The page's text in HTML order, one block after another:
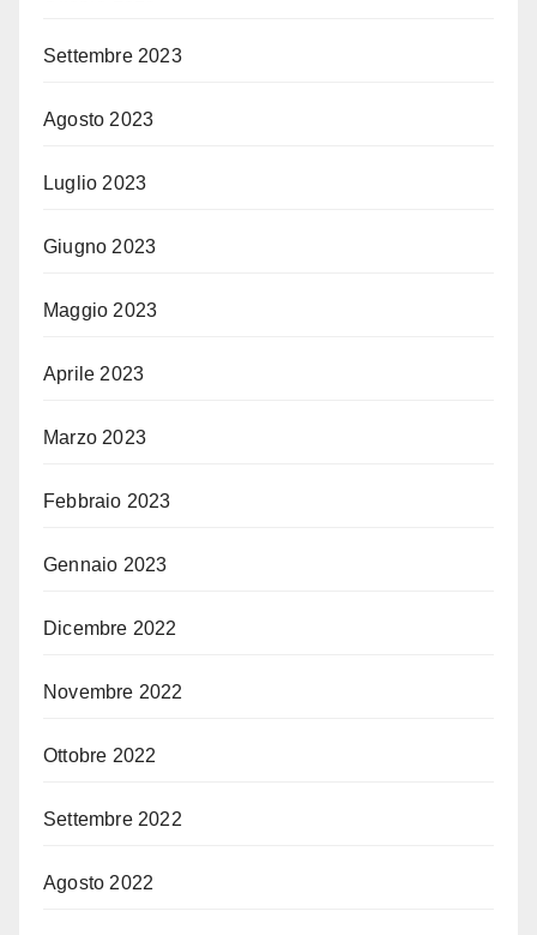
Settembre 2023
Agosto 2023
Luglio 2023
Giugno 2023
Maggio 2023
Aprile 2023
Marzo 2023
Febbraio 2023
Gennaio 2023
Dicembre 2022
Novembre 2022
Ottobre 2022
Settembre 2022
Agosto 2022